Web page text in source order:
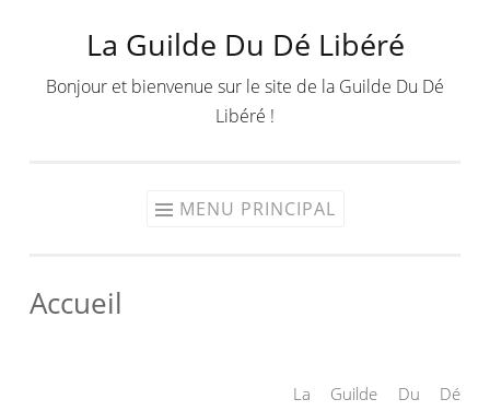
contenu
La Guilde Du Dé Libéré
Bonjour et bienvenue sur le site de la Guilde Du Dé
Libéré !
MENU PRINCIPAL
Accueil
La Guilde Du Dé